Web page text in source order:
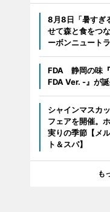
8月8日「暑すぎ
せて森と食をつ
ーボンニュート
FDA 静岡の味
FDA Ver. -』が
シャインマスカ
フェアを開催。
実りの季節【メ
ト＆スパ】
も